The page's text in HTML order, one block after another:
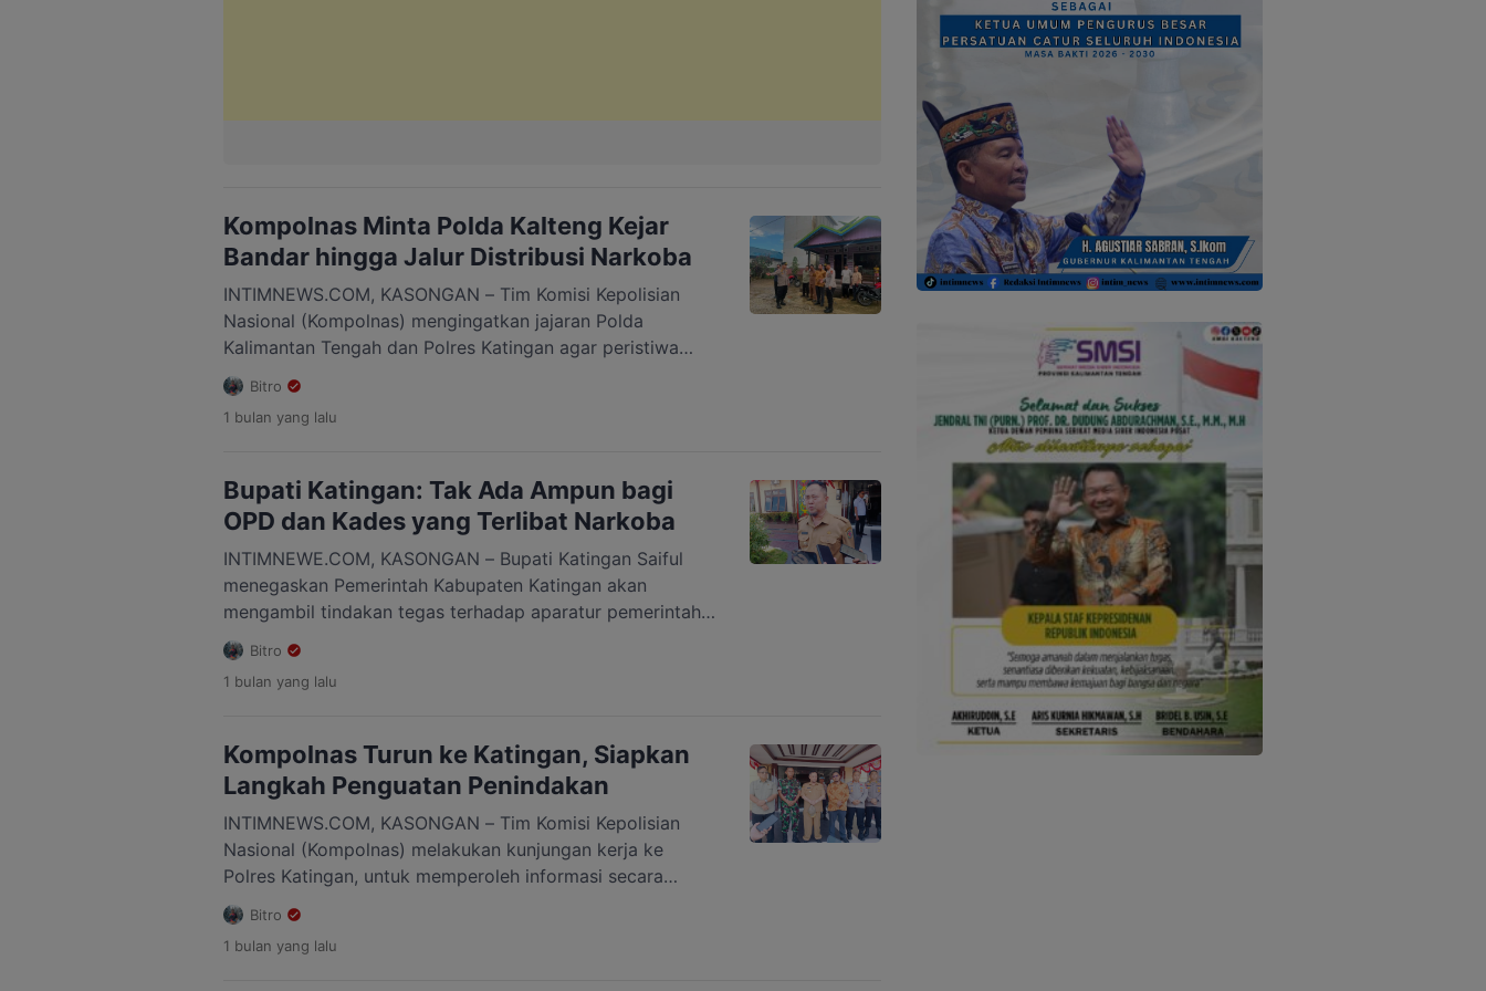
Kompolnas Minta Polda Kalteng Kejar
Bandar hingga Jalur Distribusi Narkoba
INTIMNEWS.COM, KASONGAN – Tim Komisi Kepolisian
Nasional (Kompolnas) mengingatkan jajaran Polda
Kalimantan Tengah dan Polres Katingan agar peristiwa
yang terjadi saat operasi pemberantasan narkoba di Desa
Tumbang Kalemei Kecemasan Katingan Tengah Kabupaten
Katingan, dijadikan momentum untuk memperkuat upaya
Kompolnas, Mochammad Choirul Anam, menegaskan
bahwa fokus aparat tidak boleh berhenti pada […]
Bitro
1 bulan yang lalu
Bupati Katingan: Tak Ada Ampun bagi
OPD dan Kades yang Terlibat Narkoba
INTIMNEWE.COM, KASONGAN – Bupati Katingan Saiful
menegaskan Pemerintah Kabupaten Katingan akan
mengambil tindakan tegas terhadap aparatur pemerintah
yang terbukti terlibat dalam tindak pidana narkoba. Saiful
mengatakan, kepala desa, lurah, camat, maupun pejabat di
lingkungan organisasi perangkat daerah (OPD) yang telah
sementara hingga terdapat putusan pengadilan yang
berkekuatan hukum tetap […]
Bitro
1 bulan yang lalu
Kompolnas Turun ke Katingan, Siapkan
Langkah Penguatan Penindakan
INTIMNEWS.COM, KASONGAN – Tim Komisi Kepolisian
Nasional (Kompolnas) melakukan kunjungan kerja ke
Polres Katingan, untuk memperoleh informasi secara
langsung terkait insiden yang terjadi saat operasi
pemberantasan narkoba di Kabupaten Katingan. Tim
Kompolnas yang dipimpin oleh Dr. Supardi Hamid, M.Si.,
Bitro
1 bulan yang lalu